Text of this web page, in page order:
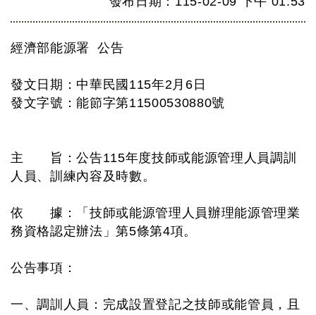
經濟部能源署 公告
發文日期：中華民國115年2月6日
發文字號：能節字第11500530880號
主 旨：公告115年度技師或能源管理人員調訓
人員、訓練內容及時數。
依 據：「技師或能源管理人員辦理能源管理業
務資格認定辦法」第5條第4項。
公告事項：
一、調訓人員：完成設置登記之技師或能管員，且